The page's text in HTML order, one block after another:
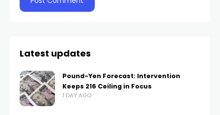
Latest updates
Pound-Yen Forecast: Intervention
Keeps 216 Ceiling in Focus
1 DAY AGO